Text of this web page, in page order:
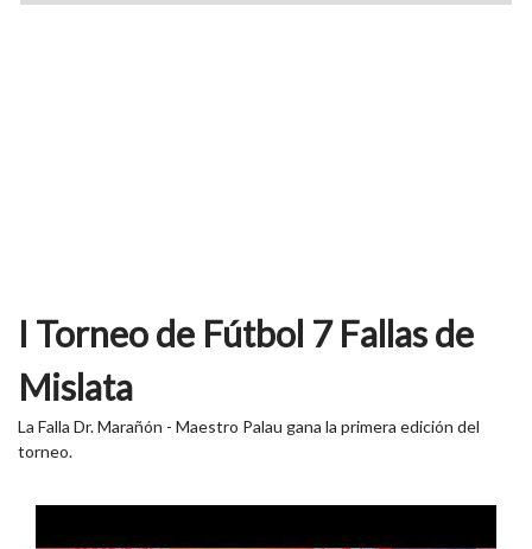
I Torneo de Fútbol 7 Fallas de
Mislata
La Falla Dr. Marañón - Maestro Palau gana la primera edición del
torneo.